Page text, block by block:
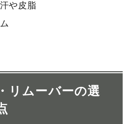
や皮脂
リムーバーの選